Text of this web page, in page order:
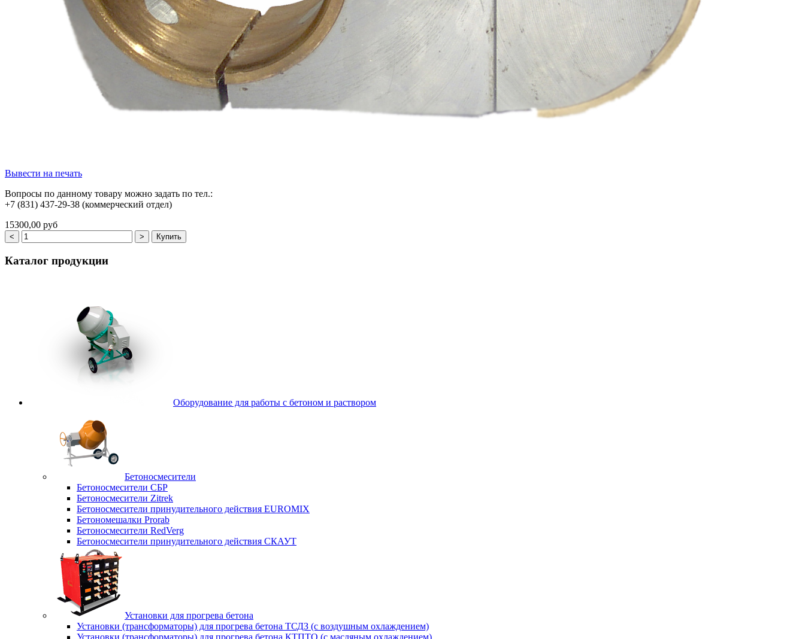
Вывести на печать
Вопросы по данному товару можно задать по тел.:
+7 (831) 437-29-38 (коммерческий отдел)
15300,00 руб
Каталог продукции
Оборудование для работы с бетоном и раствором
Бетоносмесители
Бетоносмесители СБР
Бетоносмесители Zitrek
Бетоносмесители принудительного действия EUROMIX
Бетономешалки Prorab
Бетоносмесители RedVerg
Бетоносмесители принудительного действия СКАУТ
Установки для прогрева бетона
Установки (трансформаторы) для прогрева бетона ТСДЗ (c воздушным охлаждением)
Установки (трансформаторы) для прогрева бетона КТПТО (c масляным охлаждением)